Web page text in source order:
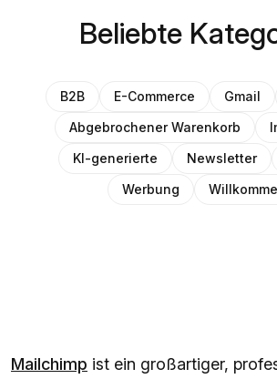
Beliebte
B2B E-Commerce Gmail
Abgebrochener Warenkorb
KI-generierte
Newsletter
Werbung
Mailchimp ist ein großartiger,